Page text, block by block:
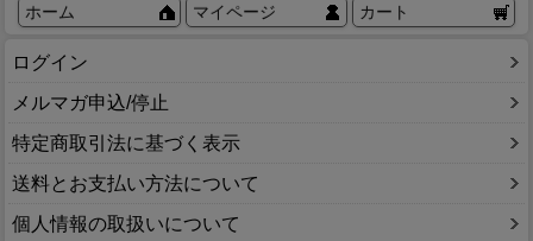
ホーム マイページ カート
ログイン
メルマガ申込/停止
特定商取引法に基づく表示
送料とお支払い方法について
個人情報の取扱いについて